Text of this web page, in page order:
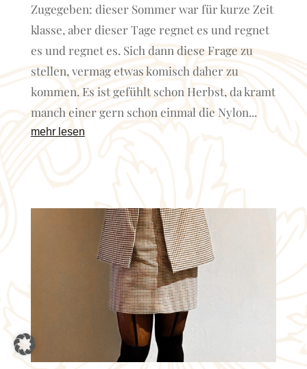
Zugegeben: dieser Sommer war für kurze Zeit
klasse, aber dieser Tage regnet es und regnet
es und regnet es. Sich dann diese Frage zu
stellen, vermag etwas komisch daher zu
kommen. Es ist gefühlt schon Herbst, da kramt
manch einer gern schon einmal die Nylon...
mehr lesen